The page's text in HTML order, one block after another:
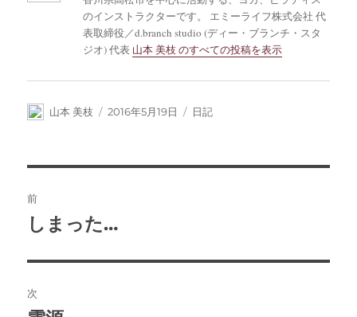
のインストラクターです。 エミーライフ株式会社 代
表取締役／d.branch studio (ディー・ブランチ・スタ
ジオ) 代表 山本 美枝 のすべての投稿を表示
投
山本 美枝
投
2016年5月19日
カ
日記
稿
ビ
前
前
投
稿:
しまった…
次